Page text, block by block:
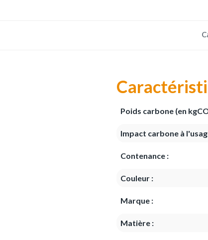
Poids carbone (en
Impact carbone à
Contenance :
Couleur :
Marque :
Matière :